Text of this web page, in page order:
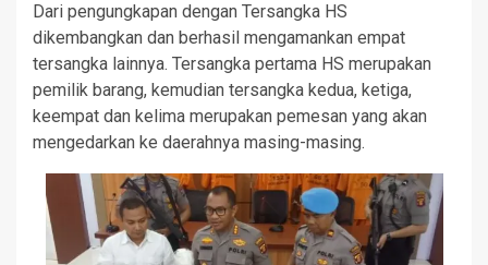
Dari pengungkapan dengan Tersangka HS
dikembangkan dan berhasil mengamankan empat
tersangka lainnya. Tersangka pertama HS merupakan
pemilik barang, kemudian tersangka kedua, ketiga,
keempat dan kelima merupakan pemesan yang akan
mengedarkan ke daerahnya masing-masing.